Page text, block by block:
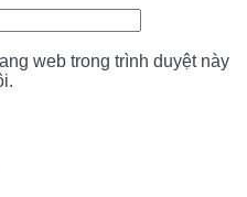
web trong trình duyệt này